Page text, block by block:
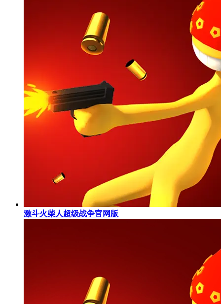
激斗火柴人超级战争官网版